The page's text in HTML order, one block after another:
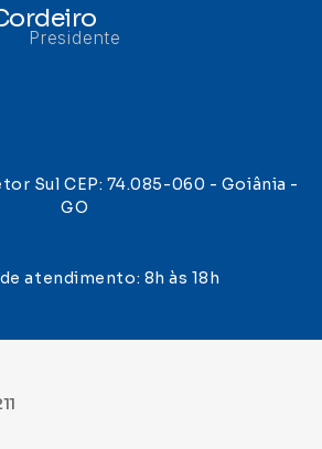
Presidente
Sul CEP: 74.085-060 - Goiânia -
GO
atendimento: 8h às 18h